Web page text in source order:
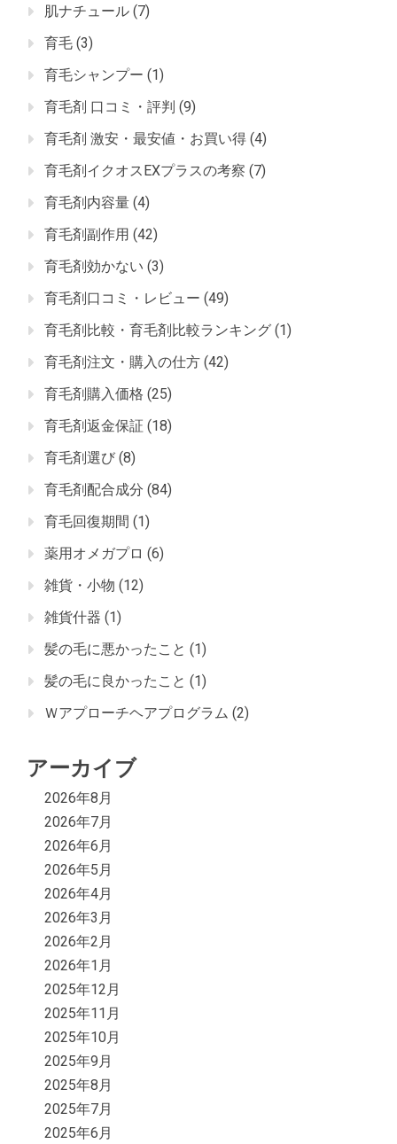
肌ナチュール (7)
育毛 (3)
育毛シャンプー (1)
育毛剤 口コミ・評判 (9)
育毛剤 激安・最安値・お買い得 (4)
育毛剤イクオスEXプラスの考察 (7)
育毛剤内容量 (4)
育毛剤副作用 (42)
育毛剤効かない (3)
育毛剤口コミ・レビュー (49)
育毛剤比較・育毛剤比較ランキング (1)
育毛剤注文・購入の仕方 (42)
育毛剤購入価格 (25)
育毛剤返金保証 (18)
育毛剤選び (8)
育毛剤配合成分 (84)
育毛回復期間 (1)
薬用オメガプロ (6)
雑貨・小物 (12)
雑貨什器 (1)
髪の毛に悪かったこと (1)
髪の毛に良かったこと (1)
Ｗアプローチヘアプログラム (2)
アーカイブ
2026年8月
2026年7月
2026年6月
2026年5月
2026年4月
2026年3月
2026年2月
2026年1月
2025年12月
2025年11月
2025年10月
2025年9月
2025年8月
2025年7月
2025年6月